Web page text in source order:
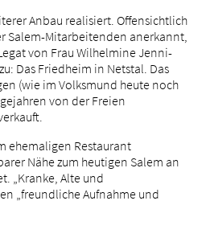
Anbau realisiert. Offensichtlich
Salem-Mitarbeitenden anerkannt,
von Frau Wilhelmine Jenni-
Das Friedheim in Netstal. Das
(wie im Volksmund heute noch
von der Freien
ehemaligen Restaurant
Nähe zum heutigen Salem an
„Kranke, Alte und
„freundliche Aufnahme und